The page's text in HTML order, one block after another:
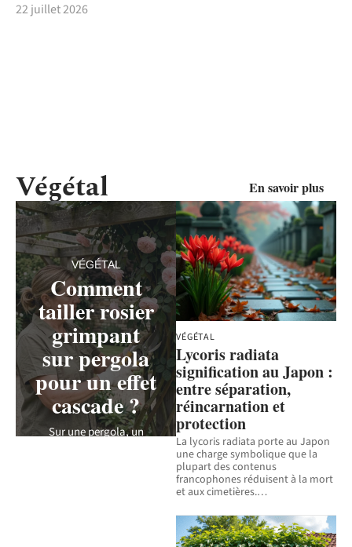
22 juillet 2026
Végétal En savoir plus
VÉGÉTAL
Comment
tailler rosier
grimpant
sur pergola
pour un effet
cascade ?
Sur une pergola, un
VÉGÉTAL
Lycoris radiata
signification au Japon :
entre séparation,
réincarnation et
protection
La lycoris radiata porte au Japon
une charge symbolique que la
plupart des contenus
francophones réduisent à la mort
et aux cimetières.…